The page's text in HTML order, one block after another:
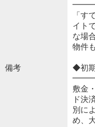
備考
「す
イト
な場
物件
◆初
敷金
ド決
別に
め、